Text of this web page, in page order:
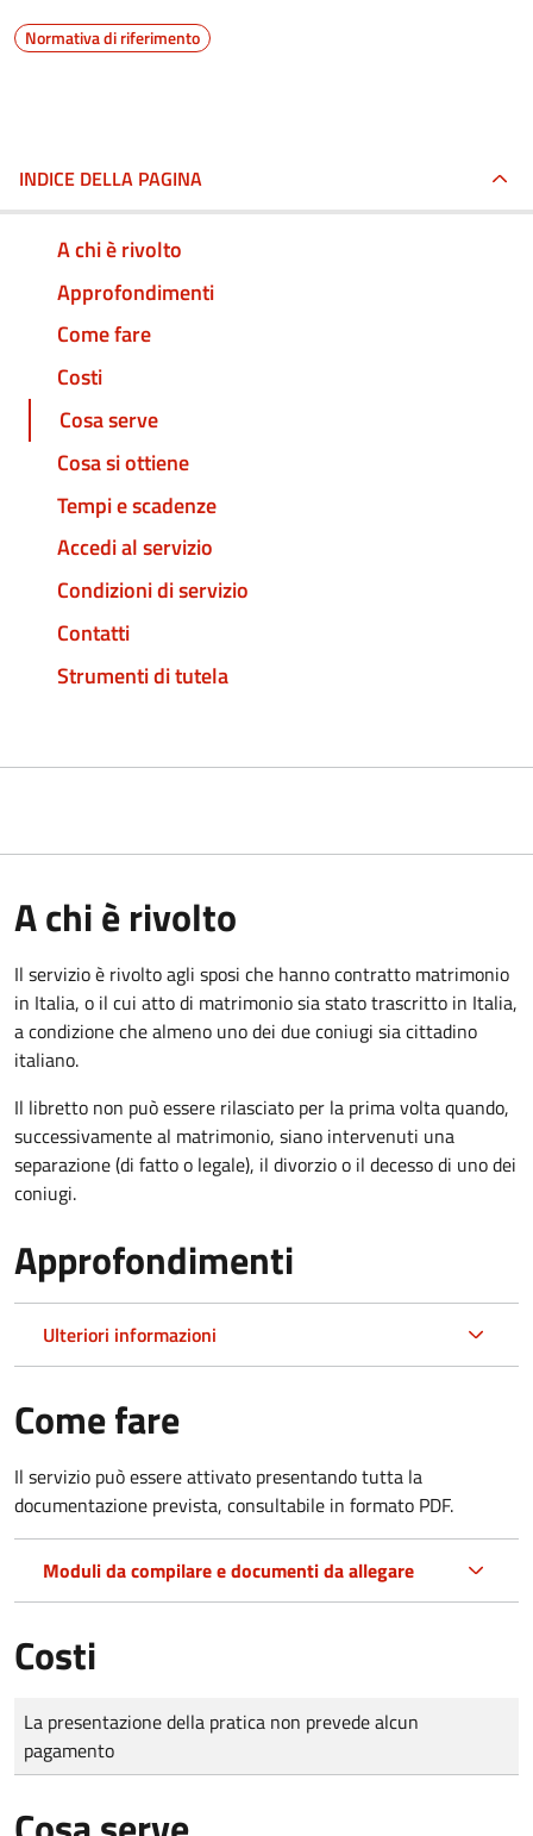
Normativa di riferimento
INDICE DELLA PAGINA
A chi è rivolto
Approfondimenti
Come fare
Costi
Cosa serve
Cosa si ottiene
Tempi e scadenze
Accedi al servizio
Condizioni di servizio
Contatti
Strumenti di tutela
A chi è rivolto
Il servizio è rivolto agli sposi che hanno contratto matrimonio
in Italia, o il cui atto di matrimonio sia stato trascritto in Italia,
a condizione che almeno uno dei due coniugi sia cittadino
italiano.
Il libretto non può essere rilasciato per la prima volta quando,
successivamente al matrimonio, siano intervenuti una
separazione (di fatto o legale), il divorzio o il decesso di uno dei
coniugi.
Approfondimenti
Ulteriori informazioni
Come fare
Il servizio può essere attivato presentando tutta la
documentazione prevista, consultabile in formato PDF.
Moduli da compilare e documenti da allegare
Costi
Tipo di pagamento
Importo
La presentazione della pratica non prevede alcun
pagamento